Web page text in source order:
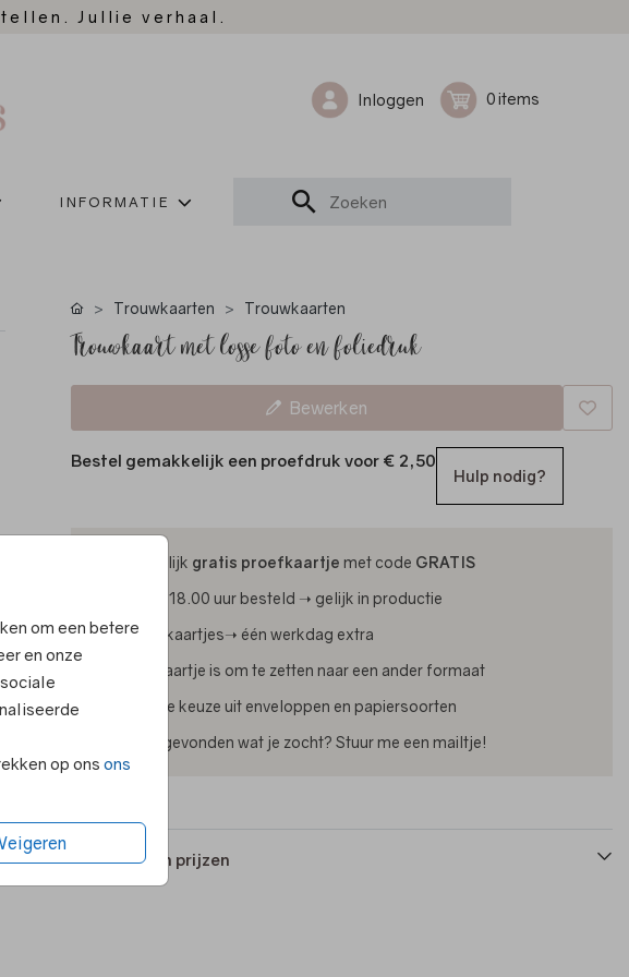
Jullie verhaal.
Inloggen 0
INFORMATIE
om een betere
en onze
op ons ons
Trouwkaarten Trouwkaarten
Trouwkaart met losse foto en foliedruk
Bewerken
Bestel gemakkelijk een proefdruk voor € 2,50
Hulp nodig?
Tijdelijk gratis proefkaartje met code GRATIS
Voor 18.00 uur besteld ➝ gelijk in productie
Foliekaartjes➝ één werkdag extra
Elk kaartje is om te zetten naar een ander formaat
Ruime keuze uit enveloppen en papiersoorten
Niet gevonden wat je zocht? Stuur me een mailtje!
Formaten en prijzen